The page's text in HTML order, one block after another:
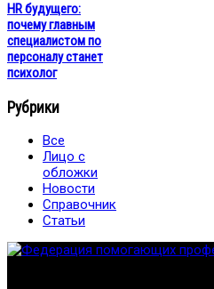
HR будущего:
почему главным
специалистом по
персоналу станет
психолог
Рубрики
Все
Лицо с
обложки
Новости
Справочник
Статьи